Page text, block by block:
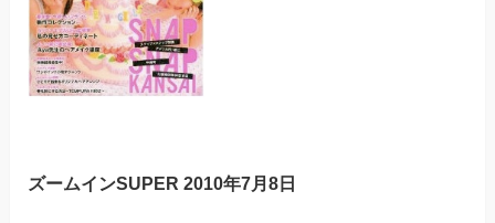
ズームインSUPER 2010年7月8日